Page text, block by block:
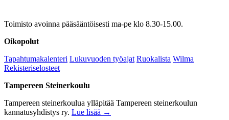
Toimisto avoinna pääsääntöisesti ma-pe klo 8.30-15.00.
Oikopolut
Tapahtumakalenteri Lukuvuoden työajat Ruokalista Wilma
Rekisteriselosteet
Tampereen Steinerkoulu
Tampereen steinerkoulua ylläpitää Tampereen steinerkoulun
kannatusyhdistys ry. Lue lisää →